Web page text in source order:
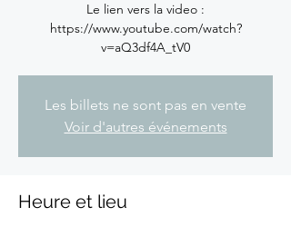
Le lien vers la video :
https://www.youtube.com/watch?
v=aQ3df4A_tV0
Les billets ne sont pas en vente
Voir d'autres événements
Heure et lieu